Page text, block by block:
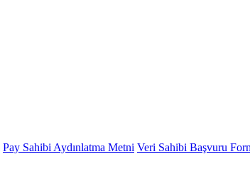
Pay Sahibi Aydınlatma Metni Veri Sahibi Başvuru